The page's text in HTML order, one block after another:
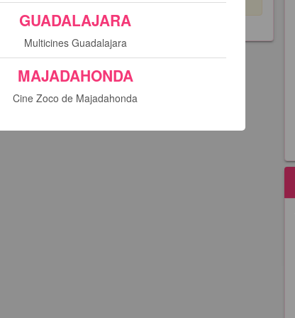
GUADALAJARA
Multicines Guadalajara
MAJADAHONDA
Cine Zoco de Majadahonda